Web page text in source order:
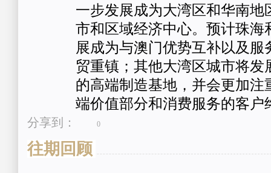
一步发展成为大湾区和华南地
市和区域经济中心。预计珠海
展成为与澳门优势互补以及服
贸重镇；其他大湾区城市将发
的高端制造基地，并会更加注
端价值部分和消费服务的客户
分享到： 0
往期回顾